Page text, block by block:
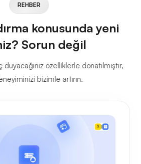
REHBER
konusunda yeni
Sorun değil
özelliklerle donatılmıştır,
bizimle artırın.